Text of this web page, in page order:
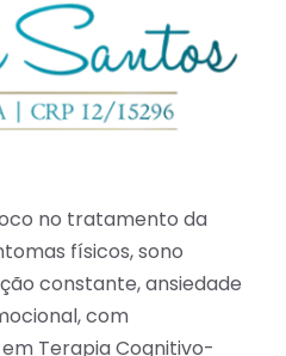
no tratamento da
físicos, sono
constante, ansiedade
com
Terapia Cognitivo-